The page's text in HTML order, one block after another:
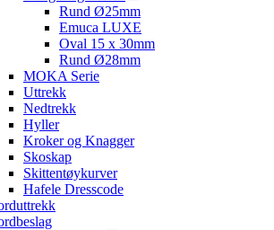
Rund Ø25mm
Emuca LUXE
Oval 15 x 30mm
Rund Ø28mm
MOKA Serie
Uttrekk
Nedtrekk
Hyller
Kroker og Knagger
Skoskap
Skittentøykurver
Hafele Dresscode